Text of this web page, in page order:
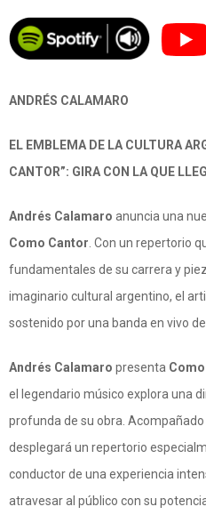
ANDRÉS CALAMARO
EL EMBLEMA DE LA CULTURA
CANTOR”: GIRA CON LA QUE
Andrés Calamaro anuncia una
Como Cantor . Con un repertorio
fundamentales de su carrera y
imaginario cultural argentino, el
sostenido por una banda en vivo
Andrés Calamaro presenta Como
el legendario músico explora una
profunda de su obra.
desplegará un repertorio
conductor de una experiencia
atravesar al público con su